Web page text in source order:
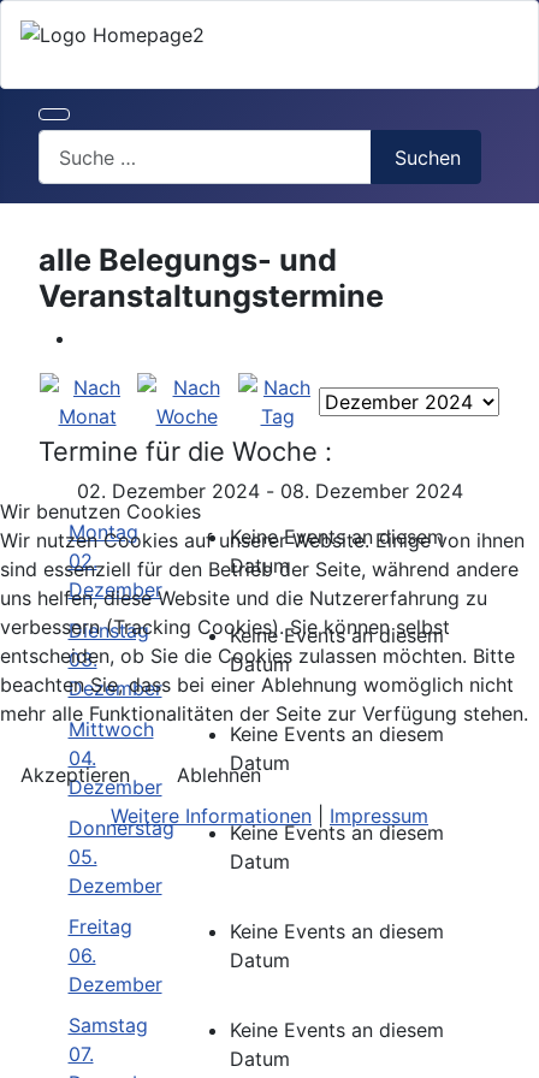
Suchen
alle Belegungs- und
Veranstaltungstermine
Termine für die Woche :
02. Dezember 2024 - 08. Dezember 2024
Montag
02.
Dezember
Keine Events an diesem
Datum
Dienstag
03.
Dezember
Keine Events an diesem
Datum
Mittwoch
04.
Dezember
Keine Events an diesem
Datum
Donnerstag
05.
Dezember
Keine Events an diesem
Datum
Freitag
06.
Dezember
Keine Events an diesem
Datum
Samstag
07.
Keine Events an diesem
Datum
Wir benutzen Cookies
Wir nutzen Cookies auf unserer Website. Einige von ihnen
sind essenziell für den Betrieb der Seite, während andere
uns helfen, diese Website und die Nutzererfahrung zu
verbessern (Tracking Cookies). Sie können selbst
entscheiden, ob Sie die Cookies zulassen möchten. Bitte
beachten Sie, dass bei einer Ablehnung womöglich nicht
mehr alle Funktionalitäten der Seite zur Verfügung stehen.
Akzeptieren
Ablehnen
Weitere Informationen
Impressum